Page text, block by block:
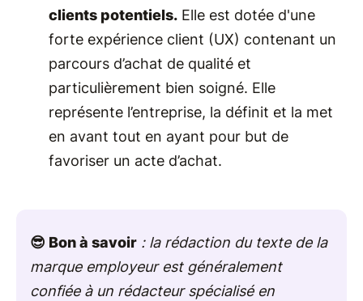
clients potentiels. Elle est dotée d'une
forte expérience client (UX) contenant un
parcours d’achat de qualité et
particulièrement bien soigné. Elle
représente l’entreprise, la définit et la met
en avant tout en ayant pour but de
favoriser un acte d’achat.
😎 Bon à savoir : la rédaction du texte de la
marque employeur est généralement
confiée à un rédacteur spécialisé en